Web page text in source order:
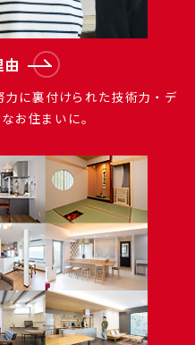
に裏付けられた技術⼒・デ
お住まいに。